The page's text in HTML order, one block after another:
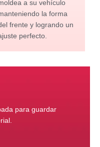
a su vehículo
la forma
frente y logrando un
perfecto.
para guardar